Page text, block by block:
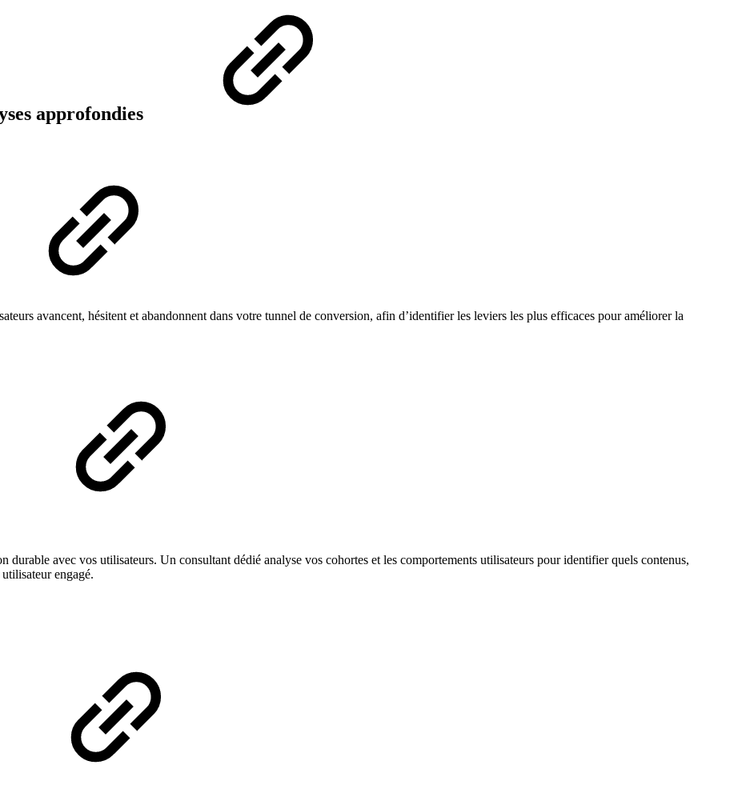
approfondies
avancent, hésitent et abandonnent dans votre tunnel de conversion, afin d’identifier les leviers les plus efficaces pour améliorer la
durable avec vos utilisateurs. Un consultant dédié analyse vos cohortes et les comportements utilisateurs pour identifier quels contenus,
engagé.